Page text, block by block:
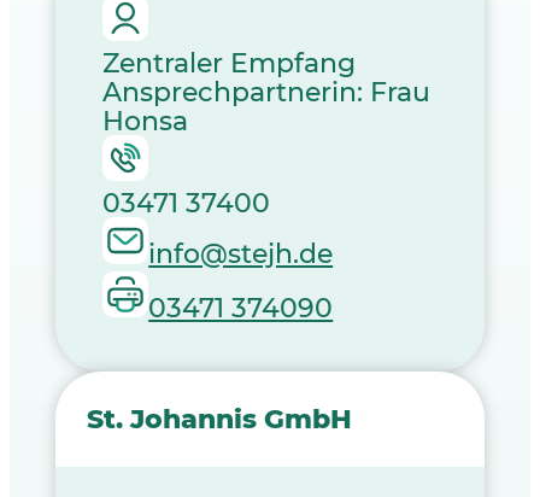
Zentraler Empfang
Ansprechpartnerin: Frau
Honsa
03471 37400
info@stejh.de
03471 374090
St. Johannis GmbH